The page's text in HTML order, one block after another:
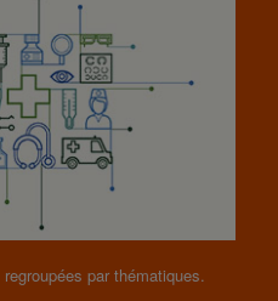
par thématiques.